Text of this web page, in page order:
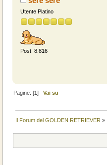
Utente Platino
Post: 8.816
Pagine: [1]Vai su
Il Forum del GOLDEN RETRIEVER »